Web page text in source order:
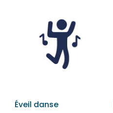
Éveil danse